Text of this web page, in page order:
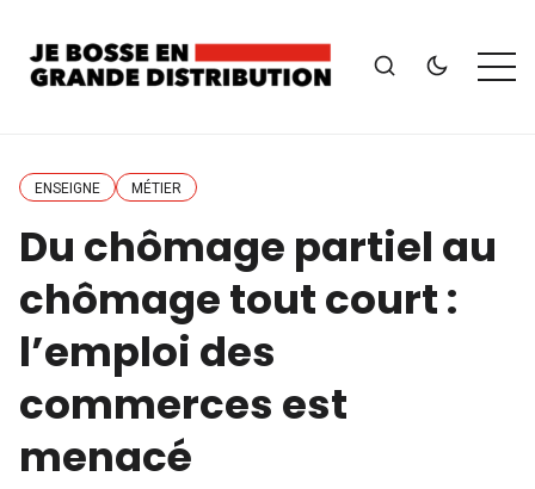
ENSEIGNE MÉTIER
Du chômage partiel au
chômage tout court :
l’emploi des
commerces est
menacé